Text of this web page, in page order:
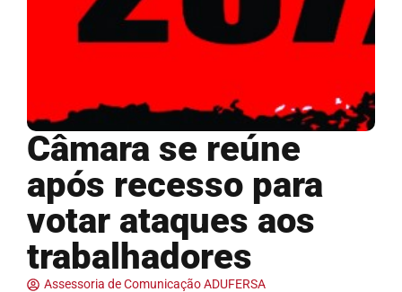
Câmara se reúne
após recesso para
votar ataques aos
trabalhadores
Assessoria de Comunicação ADUFERSA